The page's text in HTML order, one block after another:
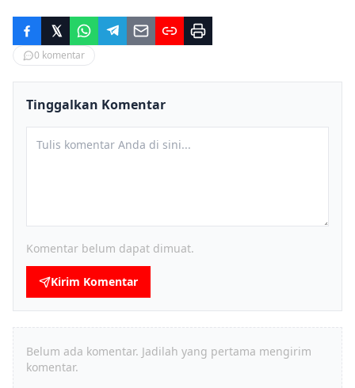
0 komentar
Tinggalkan Komentar
Komentar belum dapat dimuat.
Kirim Komentar
Belum ada komentar. Jadilah yang pertama mengirim
komentar.